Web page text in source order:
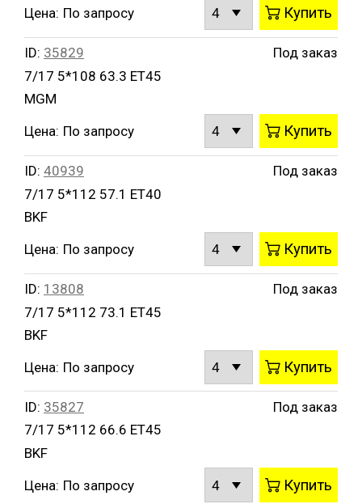
Цена: По запросу Купить
ID: 35829
7/17 5*108 63.3 ET45
MGM
Под заказ
Цена: По запросу Купить
ID: 40939
7/17 5*112 57.1 ET40
BKF
Под заказ
Цена: По запросу Купить
ID: 13808
7/17 5*112 73.1 ET45
BKF
Под заказ
Цена: По запросу Купить
ID: 35827
7/17 5*112 66.6 ET45
BKF
Под заказ
Цена: По запросу Купить